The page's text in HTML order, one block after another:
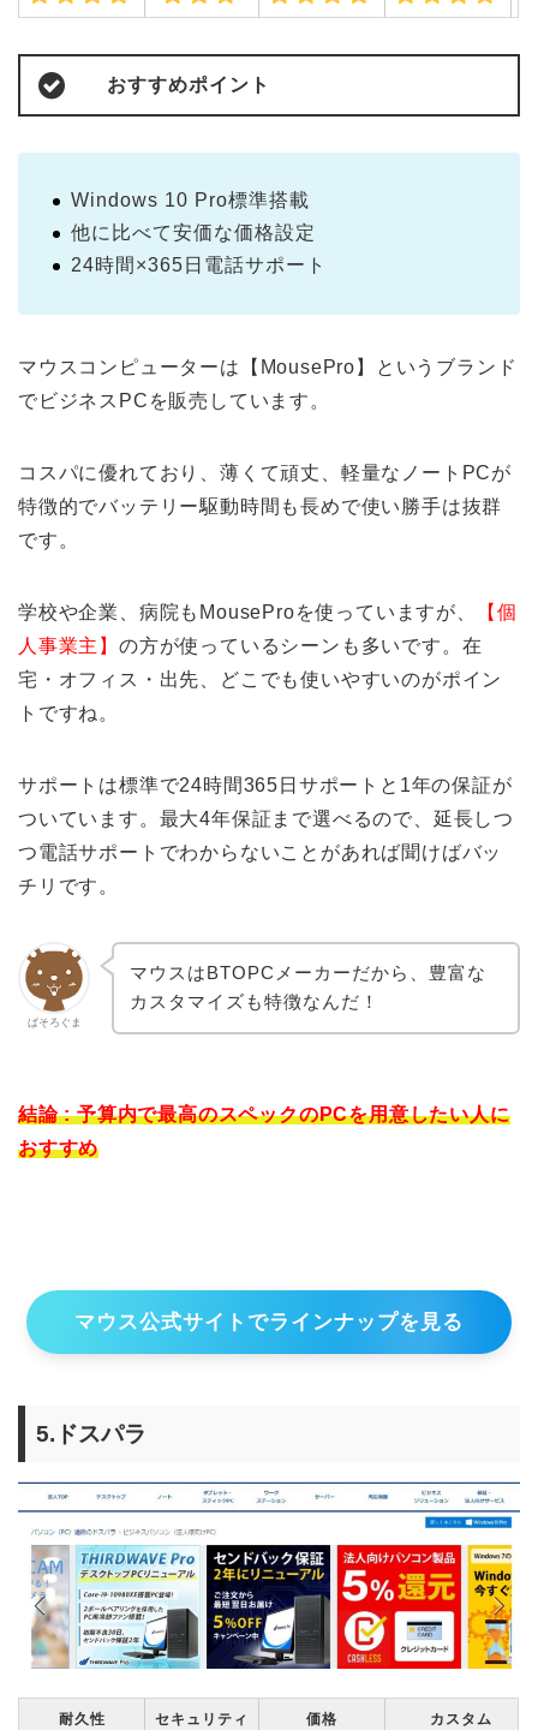
おすすめポイント
Windows 10 Pro標準搭載
他に比べて安価な価格設定
24時間×365日電話サポート
マウスコンピューターは【MousePro】というブランド
でビジネスPCを販売しています。
コスパに優れており、薄くて頑丈、軽量なノートPCが
特徴的でバッテリー駆動時間も長めで使い勝手は抜群
です。
学校や企業、病院もMouseProを使っていますが、
【個
人事業主】 の方が使っているシーンも多いです。在
宅・オフィス・出先、どこでも使いやすいのがポイン
トですね。
サポートは標準で24時間365日サポートと1年の保証が
ついています。最大4年保証まで選べるので、延長しつ
つ電話サポートでわからないことがあれば聞けばバッ
チリです。
ぱそろぐま
マウスはBTOPCメーカーだから、豊富な
カスタマイズも特徴なんだ！
結論 : 予算内で最高のスペックのPCを用意したい人に
おすすめ
マウス公式サイトでラインナップを見る
5.ドスパラ
耐久性 セキュリティ 価格 カスタム